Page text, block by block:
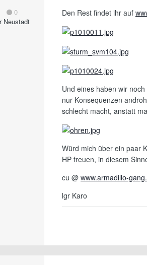
0
Neustadt
Den Rest findet ihr auf
Und eines haben wir
nur Konsequenzen
schlecht macht, anstatt
Würd mich über ein paar
HP freuen, in diesem
cu @ www.armadillo-
lgr Karo